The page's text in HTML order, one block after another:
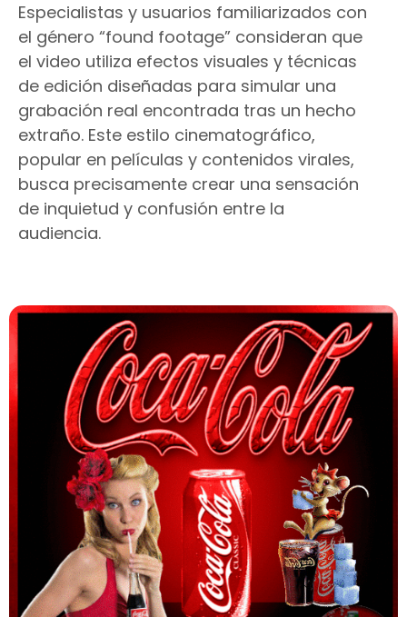
Especialistas y usuarios familiarizados con
el género “found footage” consideran que
el video utiliza efectos visuales y técnicas
de edición diseñadas para simular una
grabación real encontrada tras un hecho
extraño. Este estilo cinematográfico,
popular en películas y contenidos virales,
busca precisamente crear una sensación
de inquietud y confusión entre la
audiencia.